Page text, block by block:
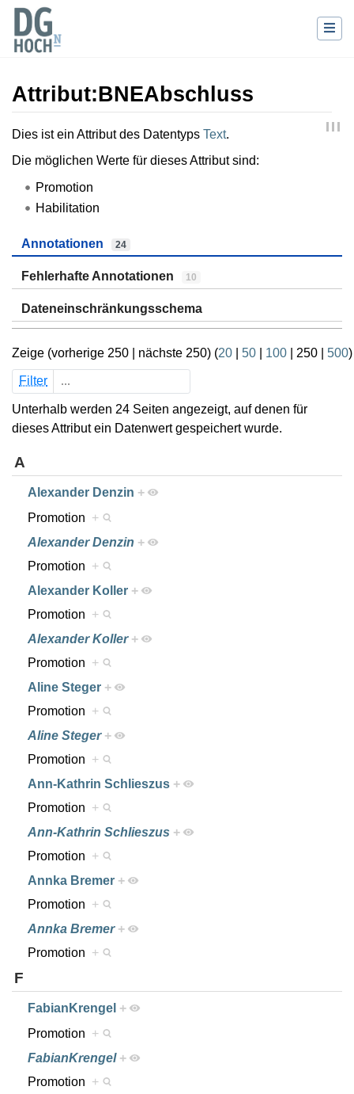
Attribut:BNEAbschluss
Wechseln zu:Navigation,Suche
Dies ist ein Attribut des Datentyps Text.
Die möglichen Werte für dieses Attribut sind:
Promotion
Habilitation
Annotationen 24
Fehlerhafte Annotationen 10
Dateneinschränkungsschema
Zeige (vorherige 250 nächste 250) (20 50 100 250 500)
Filter
Unterhalb werden 24 Seiten angezeigt, auf denen für
dieses Attribut ein Datenwert gespeichert wurde.
A
Alexander Denzin +
Promotion +
Alexander Denzin +
Promotion +
Alexander Koller +
Promotion +
Alexander Koller +
Promotion +
Aline Steger +
Promotion +
Aline Steger +
Promotion +
Ann-Kathrin Schlieszus +
Promotion +
Ann-Kathrin Schlieszus +
Promotion +
Annka Bremer +
Promotion +
Annka Bremer +
Promotion +
F
FabianKrengel +
Promotion +
FabianKrengel +
Promotion +